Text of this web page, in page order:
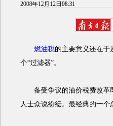
2008年12月12日08:31
燃油税的主要意义还在于
个“过滤器”。
备受争议的油价税费改革
人士众说纷纭。最经典的一个